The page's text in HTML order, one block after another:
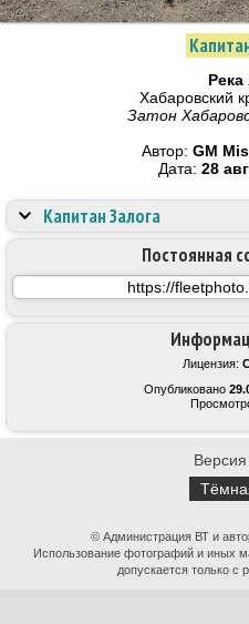
Хабаровский
Затон
Автор: GM
Дата: 28
Лицензия:
Опубликовано
Постоянная
Капитан Залога
© Администрация ВТ и
Использование фотографий и иных
допускается только с